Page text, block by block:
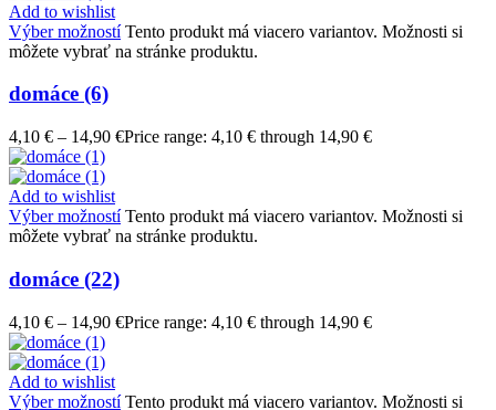
Add to wishlist
Výber možností Tento produkt má viacero variantov. Možnosti si
môžete vybrať na stránke produktu.
domáce (6)
4,10 € – 14,90 €Price range: 4,10 € through 14,90 €
Add to wishlist
Výber možností Tento produkt má viacero variantov. Možnosti si
môžete vybrať na stránke produktu.
domáce (22)
4,10 € – 14,90 €Price range: 4,10 € through 14,90 €
Add to wishlist
Výber možností Tento produkt má viacero variantov. Možnosti si